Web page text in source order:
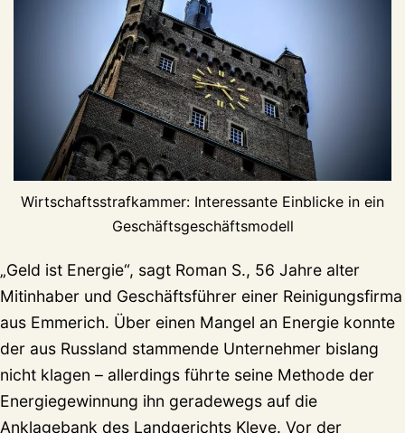
Wirtschaftsstrafkammer: Interessante Einblicke in ein
Geschäftsgeschäftsmodell
„Geld ist Energie“, sagt Roman S., 56 Jahre alter
Mitinhaber und Geschäftsführer einer Reinigungsfirma
aus Emmerich. Über einen Mangel an Energie konnte
der aus Russland stammende Unternehmer bislang
nicht klagen – allerdings führte seine Methode der
Energiegewinnung ihn geradewegs auf die
Anklagebank des Landgerichts Kleve. Vor der